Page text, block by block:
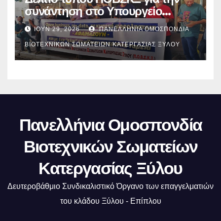
συνάντηση στο Υπουργείο
Ανάπτυξης.
ΙΟΎΝ 29, 2026 ΠΑΝΕΛΛΉΝΙΑ ΟΜΟΣΠΟΝΔΊΑ
ΒΙΟΤΕΧΝΙΚΏΝ ΣΩΜΑΤΕΊΩΝ ΚΑΤΕΡΓΑΣΊΑΣ ΞΎΛΟΥ
Πανελλήνια Ομοσπονδία
Βιοτεχνικών Σωματείων
Κατεργασίας Ξύλου
Δευτεροβάθμιο Συνδικαλιστικό Όργανο των επαγγελματιών
του κλάδου Ξύλου - Επίπλου